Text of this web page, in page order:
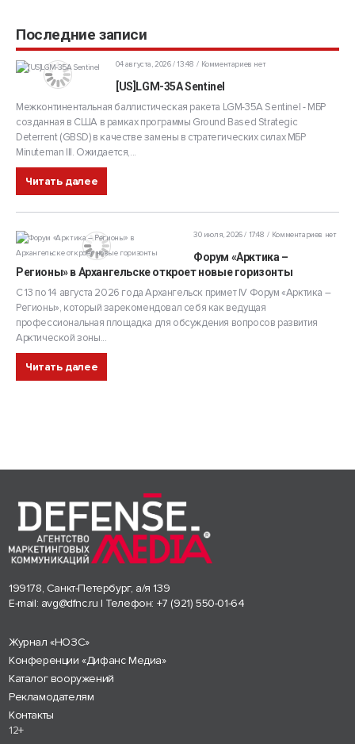
Последние записи
04 августа, 2026 / 13:48 Комментариев нет
[US]LGM-35A Sentinel
Межконтинентальная баллистическая ракета LGM-35A Sentinel - МБР
созданная в США в рамках программы Ground Based Strategic
Deterrent (GBSD) в качестве замены в стратегических силах МБР
Minuteman III. Ожидается,...
Читать далее
30 июля, 2026 / 17:48 Комментариев нет
Форум «Арктика –
Регионы» в Архангельске откроет новые горизонты
С 13 по 14 августа 2026 года Архангельск примет IV Форум «Арктика –
Регионы», который зарекомендовал себя как ведущая
профессиональная площадка для обсуждения вопросов развития
Арктической зоны...
Читать далее
199178, Санкт-Петербург, а/я 139
E-mail: avg@dfnc.ru | Телефон: +7 (921) 550-01-64
Журнал «НОЗС»
Конференции «Дифанс Медиа»
Каталог вооружений
Рекламодателям
Контакты
12+